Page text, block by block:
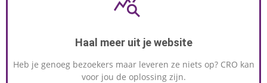
Haal meer uit je website
Heb je genoeg bezoekers maar leveren ze niets op? CRO kan
voor jou de oplossing zijn.